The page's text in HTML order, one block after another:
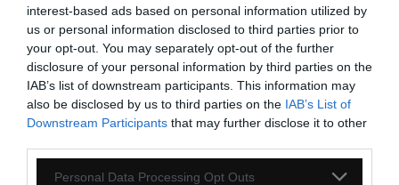
interest-based ads based on personal information utilized by
us or personal information disclosed to third parties prior to
your opt-out. You may separately opt-out of the further
disclosure of your personal information by third parties on the
IAB’s list of downstream participants. This information may
also be disclosed by us to third parties on the IAB’s List of
Downstream Participants that may further disclose it to other
Personal Data Processing Opt Outs